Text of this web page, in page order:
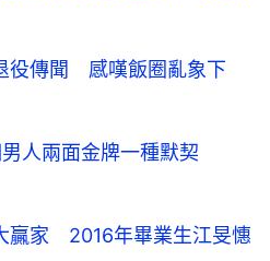
役傳聞 感嘆飯圈亂象下
人兩面金牌一種默契
贏家 2016年畢業生江旻憓